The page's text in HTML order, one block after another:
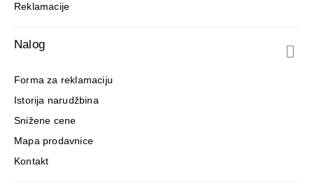
Reklamacije
Nalog
Forma za reklamaciju
Istorija narudžbina
Snižene cene
Mapa prodavnice
Kontakt